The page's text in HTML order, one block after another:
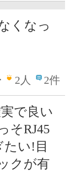
くなっ
2人 2件
で良い
そRJ45
い!目
クが有